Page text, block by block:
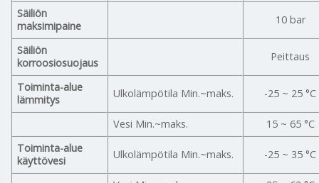
Säiliön
maksimipaine
10 bar
Säiliön
korroosiosuojaus
Peittaus
Toiminta-alue
lämmitys
Ulkolämpötila Min.~maks. -25 ~ 25 °C
Vesi Min.~maks.
15 ~ 65 °C
Toiminta-alue
käyttövesi
Ulkolämpötila Min.~maks. -25 ~ 35 °C